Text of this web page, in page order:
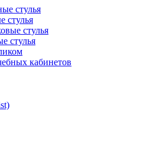
стулья
стулья
стулья
стулья
кабинетов